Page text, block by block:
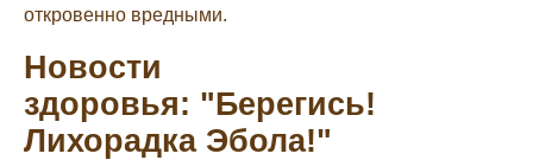
откровенно вредными.
Новости
здоровья: "Берегись!
Лихорадка Эбола!"